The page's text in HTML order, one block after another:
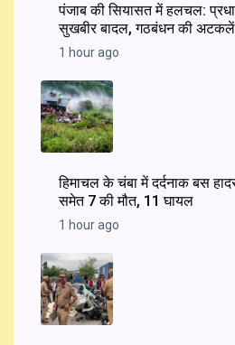
पंजाब की सियासत में हलचल:
सुखबीर बादल, गठबंधन की
1 hour ago
हिमाचल के चंबा में दर्दनाक बस
समेत 7 की मौत, 11 घायल
1 hour ago